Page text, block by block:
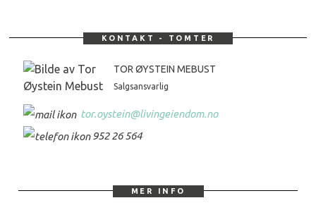
KONTAKT - TOMTER
TOR ØYSTEIN MEBUST
Salgsansvarlig
tor.oystein@livingeiendom.no
952 26 564
MER INFO